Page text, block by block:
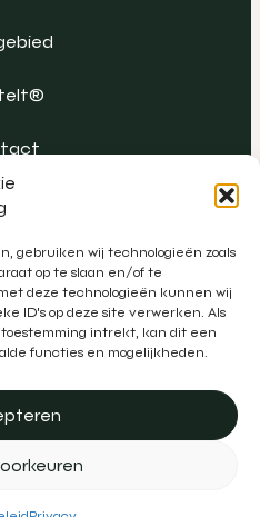
gebruiken wij technologieën zoals
op te slaan en/of te
deze technologieën kunnen wij
ID's op deze site verwerken. Als
intrekt, kan dit een
functies en mogelijkheden.
telt®